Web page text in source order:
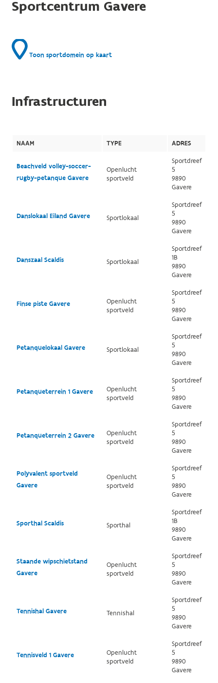
Sportcentrum Gavere
Toon sportdomein op kaart
Infrastructuren
NAAM TYPE ADRES
Beachveld volley-soccer-
rugby-petanque Gavere
Openlucht
sportveld
Sportdreef
5
9890
Gavere
Danslokaal Eiland Gavere Sportlokaal
Sportdreef
5
9890
Gavere
Danszaal Scaldis Sportlokaal
Sportdreef
1B
9890
Gavere
Finse piste Gavere
Openlucht
sportveld
Sportdreef
5
9890
Gavere
Petanquelokaal Gavere Sportlokaal
Sportdreef
5
9890
Gavere
Petanqueterrein 1 Gavere
Openlucht
sportveld
Sportdreef
5
9890
Gavere
Petanqueterrein 2 Gavere
Openlucht
sportveld
Sportdreef
5
9890
Gavere
Polyvalent sportveld
Gavere
Openlucht
sportveld
Sportdreef
5
9890
Gavere
Sporthal Scaldis Sporthal
Sportdreef
1B
9890
Gavere
Staande wipschietstand
Gavere
Openlucht
sportveld
Sportdreef
5
9890
Gavere
Tennishal Gavere Tennishal
Sportdreef
5
9890
Gavere
Tennisveld 1 Gavere
Openlucht
sportveld
Sportdreef
5
9890
Gavere